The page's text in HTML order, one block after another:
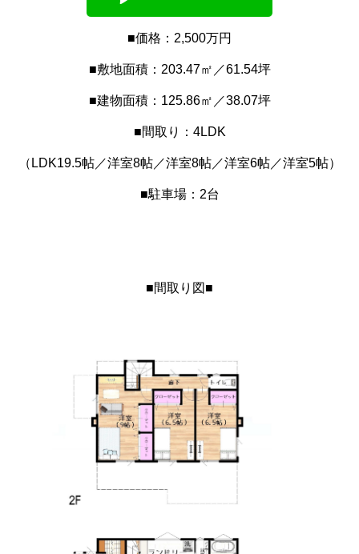
■価格：2,500万円
■敷地面積：203.47㎡／61.54坪
■建物面積：125.86㎡／38.07坪
■間取り：4LDK
（LDK19.5帖／洋室8帖／洋室8帖／洋室6帖／洋室5帖）
■駐車場：2台
■間取り図■